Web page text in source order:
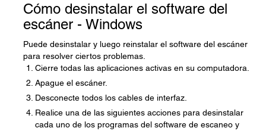
Cómo desinstalar el software del
escáner - Windows
Puede desinstalar y luego reinstalar el software del escáner
para resolver ciertos problemas.
Cierre todas las aplicaciones activas en su computadora.
Apague el escáner.
Desconecte todos los cables de interfaz.
Realice una de las siguientes acciones para desinstalar
cada uno de los programas del software de escaneo y